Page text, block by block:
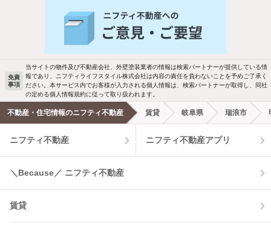
バス・トイレ別 2階以上
洗濯機置場あり 独立洗面台
エアコンあり 都市ガス
温水洗浄便座 オートロック
コンロ2口以上
新着物件メール通知
検索中の条件の新着物件情報をいち早く
新着メール通知を受け取る
免責
事項
当サイトの物件及び不動産会社、外壁塗装業者の情報は検索パートナーが提供している情
報であり、ニフティライフスタイル株式会社は内容の責任を負わないことを予めご了承く
ださい。本サービス内でお客様が入力される個人情報は、検索パートナーが取得し、同社
の定める個人情報規約に従って取り扱われます。
不動産・住宅情報のニフティ不動産 賃貸 岐阜県 瑞浪市
ニフティ不動産 ニフティ不動産アプリ
＼Because／ ニフティ不動産
賃貸